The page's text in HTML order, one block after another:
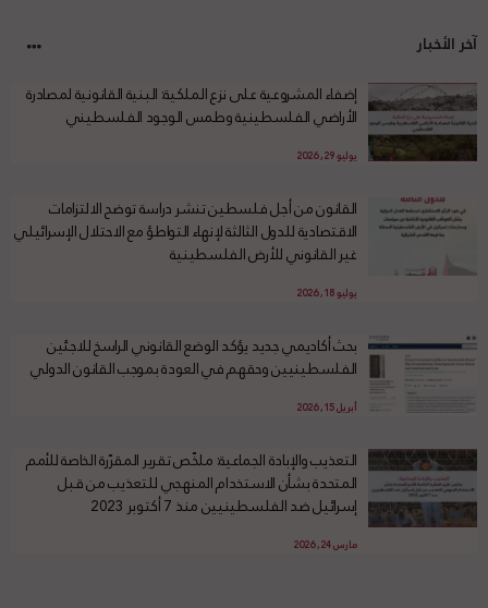
آخر الأخبار
إضفاء المشروعية على نزع الملكية: البنية القانونية لمصادرة
الأراضي الفلسطينية وطمس الوجود الفلسطيني
يوليو 29, 2026
القانون من أجل فلسطين تنشر دراسة توضح الالتزامات
الاقتصادية للدول الثالثة لإنهاء التواطؤ مع الاحتلال الإسرائيلي
غير القانوني للأرض الفلسطينية
يوليو 18, 2026
بحث أكاديمي جديد يؤكد الوضع القانوني الراسخ للاجئين
الفلسطينيين وحقهم في العودة بموجب القانون الدولي
أبريل 15, 2026
التعذيب والإبادة الجماعية: ملخّص تقرير المقرّرة الخاصة للأمم
المتحدة بشأن الاستخدام المنهجي للتعذيب من قبل
إسرائيل ضد الفلسطينيين منذ 7 أكتوبر 2023
مارس 24, 2026